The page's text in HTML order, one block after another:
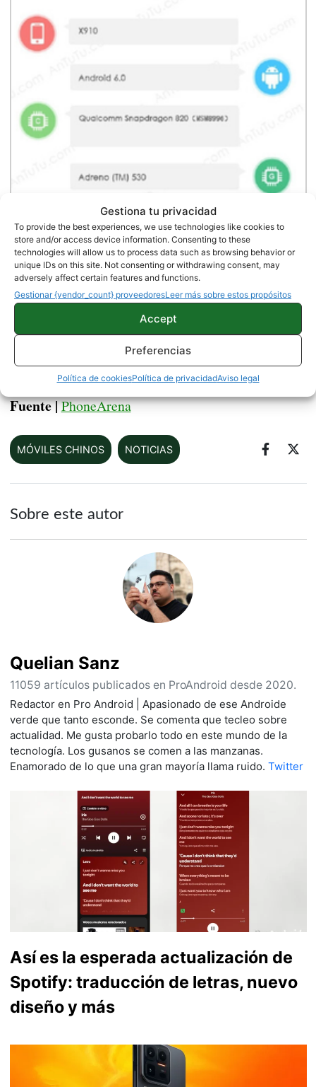
Gestiona tu privacidad
To provide the best experiences, we use technologies like cookies to
store and/or access device information. Consenting to these
technologies will allow us to process data such as browsing behavior or
unique IDs on this site. Not consenting or withdrawing consent, may
adversely affect certain features and functions.
Gestionar {vendor_count} proveedoresLeer más sobre estos propósitos
Accept
Preferencias
Política de cookiesPolítica de privacidadAviso legal
¿Qué te parece el LeTV Max Pro x910?
Fuente |PhoneArena
MÓVILES CHINOS NOTICIAS
Sobre este autor
Quelian Sanz
11059 artículos publicados en ProAndroid desde 2020.
Redactor en Pro Android | Apasionado de ese Androide
verde que tanto esconde. Se comenta que tecleo sobre
actualidad. Me gusta probarlo todo en este mundo de la
tecnología. Los gusanos se comen a las manzanas.
Enamorado de lo que una gran mayoría llama ruido. Twitter
Así es la esperada actualización de
Spotify: traducción de letras, nuevo
diseño y más